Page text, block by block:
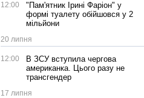
12:00
"Пам'ятник Ірині Фаріон" у
формі туалету обійшовся у 2
мільйони
20 липня
12:00
В ЗСУ вступила чергова
американка. Цього разу не
трансгендер
17 липня